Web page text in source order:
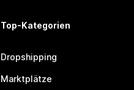
Top-Kategorien
Dropshipping
Marktplätze